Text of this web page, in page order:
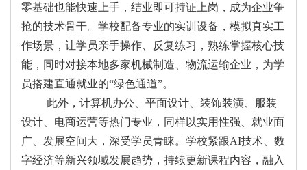
零基础也能快速上手，结业即可持证上岗，成为企业争
抢的技术骨干。学校配备专业的实训设备，模拟真实工
作场景，让学员亲手操作、反复练习，熟练掌握核心技
能，同时对接本地多家机械制造、物流运输企业，为学
员搭建直通就业的“绿色通道”。
此外，计算机办公、平面设计、装饰装潢、服装
设计、电商运营等热门专业，同样以实用性强、就业面
广、发展空间大，深受学员青睐。学校紧跟AI技术、数
字经济等新兴领域发展趋势，持续更新课程内容，融入